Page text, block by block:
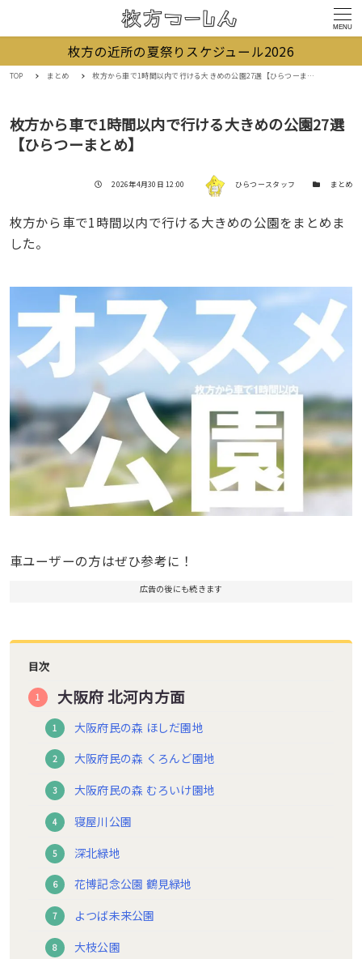
MENU
枚方の近所の夏祭りスケジュール2026
TOP まとめ 枚方から車で1時間以内で行ける大きめの公園27選【ひらつーまとめ】
枚方から車で1時間以内で行ける大きめの公園27選
【ひらつーまとめ】
投稿日
2026年4月30日 12:00 著者 ひらつースタッフ カテゴリー
まとめ
枚方から車で1時間以内で行ける大きめの公園をまとめま
した。
車ユーザーの方はぜひ参考に！
広告の後にも続きます
目次
大阪府 北河内方面
大阪府民の森 ほしだ園地
大阪府民の森 くろんど園地
大阪府民の森 むろいけ園地
寝屋川公園
深北緑地
花博記念公園 鶴見緑地
よつば未来公園
大枝公園